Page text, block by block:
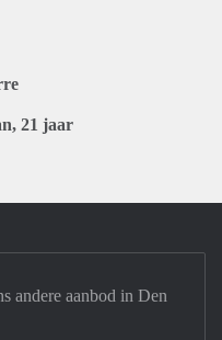
21 jaar
andere aanbod in Den